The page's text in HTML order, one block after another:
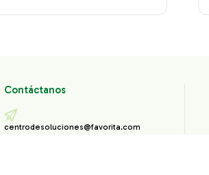
Contáctanos
centrodesoluciones@favorita.com